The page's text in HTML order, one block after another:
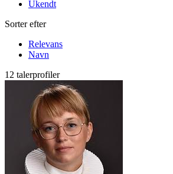
Ukendt
Sorter efter
Relevans
Navn
12 talerprofiler